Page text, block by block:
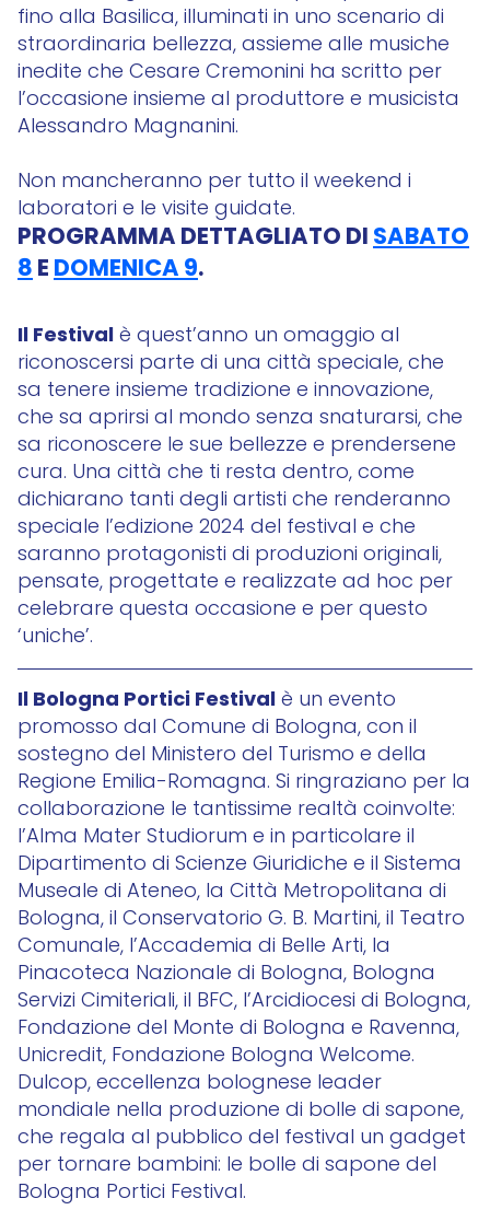
fino alla Basilica, illuminati in uno scenario di
straordinaria bellezza, assieme alle musiche
inedite che Cesare Cremonini ha scritto per
l’occasione insieme al produttore e musicista
Alessandro Magnanini.
Non mancheranno per tutto il weekend i
laboratori e le visite guidate.
PROGRAMMA DETTAGLIATO DISABATO
8EDOMENICA 9.
Il Festivalè quest’anno un omaggio al
riconoscersi parte di una città speciale, che
sa tenere insieme tradizione e innovazione,
che sa aprirsi al mondo senza snaturarsi, che
sa riconoscere le sue bellezze e prendersene
cura. Una città che ti resta dentro, come
dichiarano tanti degli artisti che renderanno
speciale l’edizione 2024 del festival e che
saranno protagonisti di produzioni originali,
pensate, progettate e realizzate ad hoc per
celebrare questa occasione e per questo
‘uniche’.
Il Bologna Portici Festivalè un evento
promosso dal Comune di Bologna, con il
sostegno del Ministero del Turismo e della
Regione Emilia-Romagna. Si ringraziano per la
collaborazione le tantissime realtà coinvolte:
l’Alma Mater Studiorum e in particolare il
Dipartimento di Scienze Giuridiche e il Sistema
Museale di Ateneo, la Città Metropolitana di
Bologna, il Conservatorio G. B. Martini, il Teatro
Comunale, l’Accademia di Belle Arti, la
Pinacoteca Nazionale di Bologna, Bologna
Servizi Cimiteriali, il BFC, l’Arcidiocesi di Bologna,
Fondazione del Monte di Bologna e Ravenna,
Unicredit, Fondazione Bologna Welcome.
Dulcop, eccellenza bolognese leader
mondiale nella produzione di bolle di sapone,
che regala al pubblico del festival un gadget
per tornare bambini: le bolle di sapone del
Bologna Portici Festival.